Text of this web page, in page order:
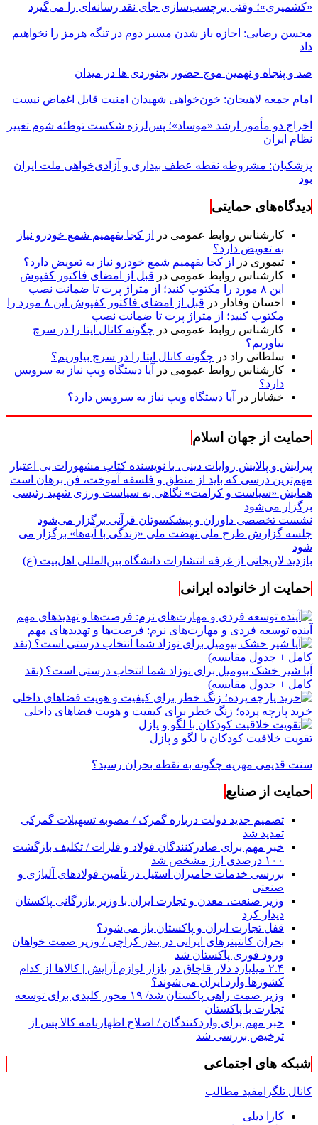
«کشمیری»؛ وقتی برچسب‌سازی جای نقد رسانه‌ای را می‌گیرد
محسن رضایی: اجازه باز شدن مسیر دوم در تنگه هرمز را نخواهیم
داد
صد و پنجاه و نهمین موج حضور بجنوردی ها در میدان
امام جمعه لاهیجان: خون‌خواهی شهیدان امنیت قابل اغماض نیست
اخراج دو مأمور ارشد «موساد»؛ پس‌لرزه شکست توطئه شوم تغییر
نظام ایران
پزشکیان: مشروطه نقطه عطف بیداری و آزادی‌خواهی ملت ایران
بود
دیدگاه‌های حمایتی
کارشناس روابط عمومی در
از کجا بفهمیم شمع خودرو نیاز
به تعویض دارد؟
تیموری در
از کجا بفهمیم شمع خودرو نیاز به تعویض دارد؟
کارشناس روابط عمومی در قبل از امضای فاکتور کفپوش
این ۸ مورد را مکتوب کنید؛ از متراژ پرت تا ضمانت نصب
احسان وفادار در
قبل از امضای فاکتور کفپوش این ۸ مورد را
مکتوب کنید؛ از متراژ پرت تا ضمانت نصب
کارشناس روابط عمومی در چگونه کانال ایتا را در سرچ
بیاوریم؟
سلطانی راد در چگونه کانال ایتا را در سرچ بیاوریم؟
کارشناس روابط عمومی در
آیا دستگاه ویپ نیاز به سرویس
دارد؟
خشایار در آیا دستگاه ویپ نیاز به سرویس دارد؟
حمایت از جهان اسلام
پیرایش و پالایش روایات دینی، با نویسنده کتاب مشهورات بی اعتبار
مهم‌ترین درسی که باید از منطق و فلسفه آموخت، فن برهان است
همایش «سیاست و کرامت» نگاهی به سیاست ورزی شهید رئیسی
برگزار می‌شود
نشست تخصصی داوران و پیشکسوتان قرآنی برگزار می‌شود
جلسه گزارش طرح ملی نهضت ملی «زندگی با آیه‌ها» برگزار می
شود
بازدید لاریجانی از غرفه انتشارات دانشگاه بین‌المللی اهل‌بیت (ع)
حمایت از خانواده ایرانی
آینده توسعه فردی و مهارت‌های نرم: فرصت‌ها و تهدیدهای مهم
آیا شیر خشک بیومیل برای نوزاد شما انتخاب درستی است؟ (نقد
کامل + جدول مقایسه)
خرید پارچه پرده؛ زنگ خطر برای کیفیت و هویت فضاهای داخلی
تقویت خلاقیت کودکان با لگو و پازل
سنت قدیمی مهریه چگونه به نقطه بحران رسید؟
حمایت از صنایع
تصمیم جدید دولت درباره گمرک / مصوبه تسهیلات گمرکی
تمدید شد
خبر مهم برای صادرکنندگان فولاد و فلزات / تکلیف بازگشت
۱۰۰ درصدی ارز مشخص شد
بررسی خدمات حامیران استیل در تأمین فولادهای آلیاژی و
صنعتی
وزیر صنعت، معدن و تجارت ایران با وزیر بازرگانی پاکستان
دیدار کرد
قفل تجارت ایران و پاکستان باز می‌شود؟
بحران کانتینر‌های ایرانی در بندر کراچی / وزیر صمت خواهان
ورود فوری پاکستان شد
۲.۴ میلیارد دلار قاچاق در بازار لوازم آرایش | کالاها از کدام
کشورها وارد ایران می‌شوند؟
وزیر صمت راهی پاکستان شد/ ۱۹ محور کلیدی برای توسعه
تجارت با پاکستان
خبر مهم برای واردکنندگان / اصلاح اظهارنامه کالا پس از
ترخیص بررسی شد
شبکه های اجتماعی
کانال تلگرامفید مطالب
کارا دیلی